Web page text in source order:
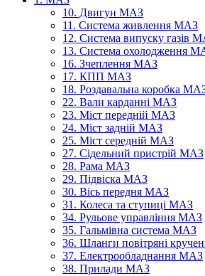
10. Двигун МАЗ
11. Система живлення МАЗ
12. Система випуску газів
13. Система охолодження
16. Зчеплення МАЗ
17. КПП МАЗ
18. Роздавальна коробка
22. Вали карданні МАЗ
23. Міст передній МАЗ
24. Міст задній МАЗ
25. Міст середній МАЗ
27. Сідельний пристрій МАЗ
28. Рама МАЗ
29. Підвіска МАЗ
30. Вісь передня МАЗ
31. Колеса та ступиці МАЗ
34. Рульове управління МАЗ
35. Гальмівна система МАЗ
36. Шланги повітряні
37. Електрообладнання МАЗ
38. Прилади МАЗ